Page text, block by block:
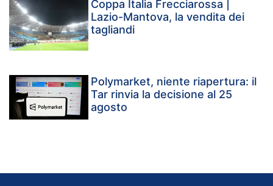
Coppa Italia Frecciarossa |
Lazio-Mantova, la vendita dei
tagliandi
Polymarket, niente riapertura: il
Tar rinvia la decisione al 25
agosto